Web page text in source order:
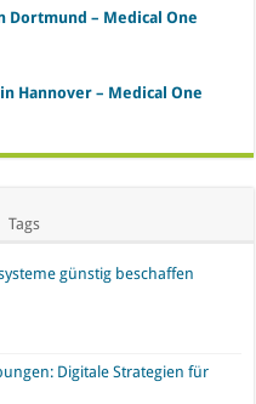
Dortmund – Medical One
Hannover – Medical One
Tags
günstig beschaffen
Digitale Strategien für